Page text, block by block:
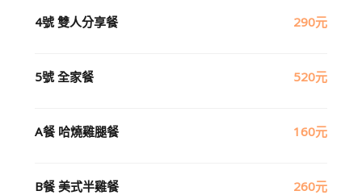
4號 雙人分享餐 290元
5號 全家餐 520元
A餐 哈燒雞腿餐 160元
B餐 美式半雞餐 260元